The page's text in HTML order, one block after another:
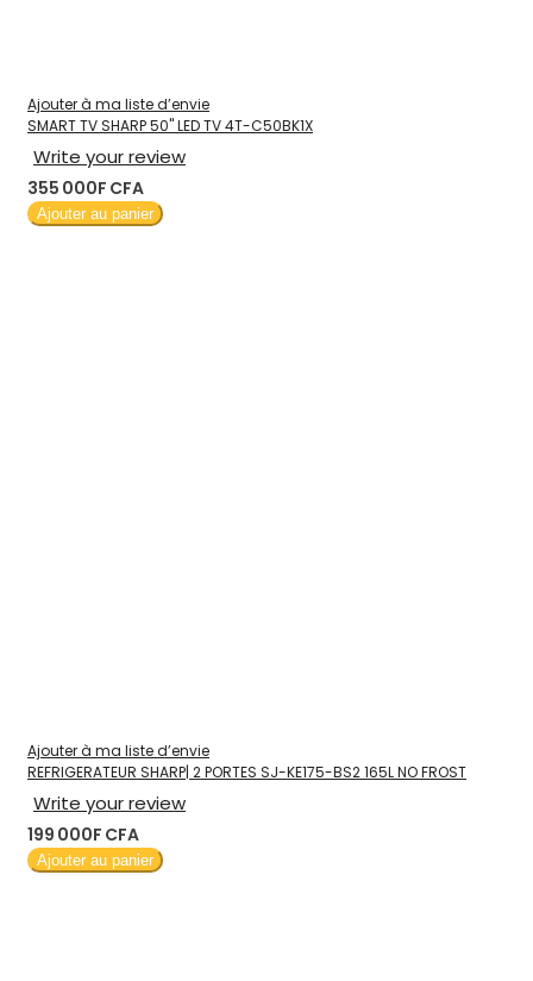
Ajouter à ma liste d’envie
SMART TV SHARP 50" LED TV 4T-C50BK1X
Write your review
355 000F CFA
Ajouter au panier
Ajouter à ma liste d’envie
REFRIGERATEUR SHARP| 2 PORTES SJ-KE175-BS2 165L NO FROST
Write your review
199 000F CFA
Ajouter au panier